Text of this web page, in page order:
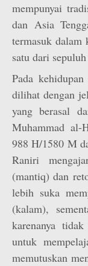
mempunyai
dan Asia
termasuk dalam
satu dari
Pada
dilihat dengan
yang berasal
Muhammad al-
988 H/1580 M
Raniri
(mantiq) dan
lebih suka
(kalam),
karenanya
untuk
memutuskan